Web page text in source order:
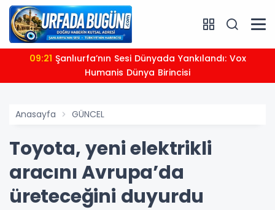
09:21
Humanis Dünya Birincisi
Anasayfa GÜNCEL
Toyota, yeni elektrikli
aracını Avrupa’da
üreteceğini duyurdu